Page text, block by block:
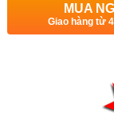
MUA
Giao hàng từ